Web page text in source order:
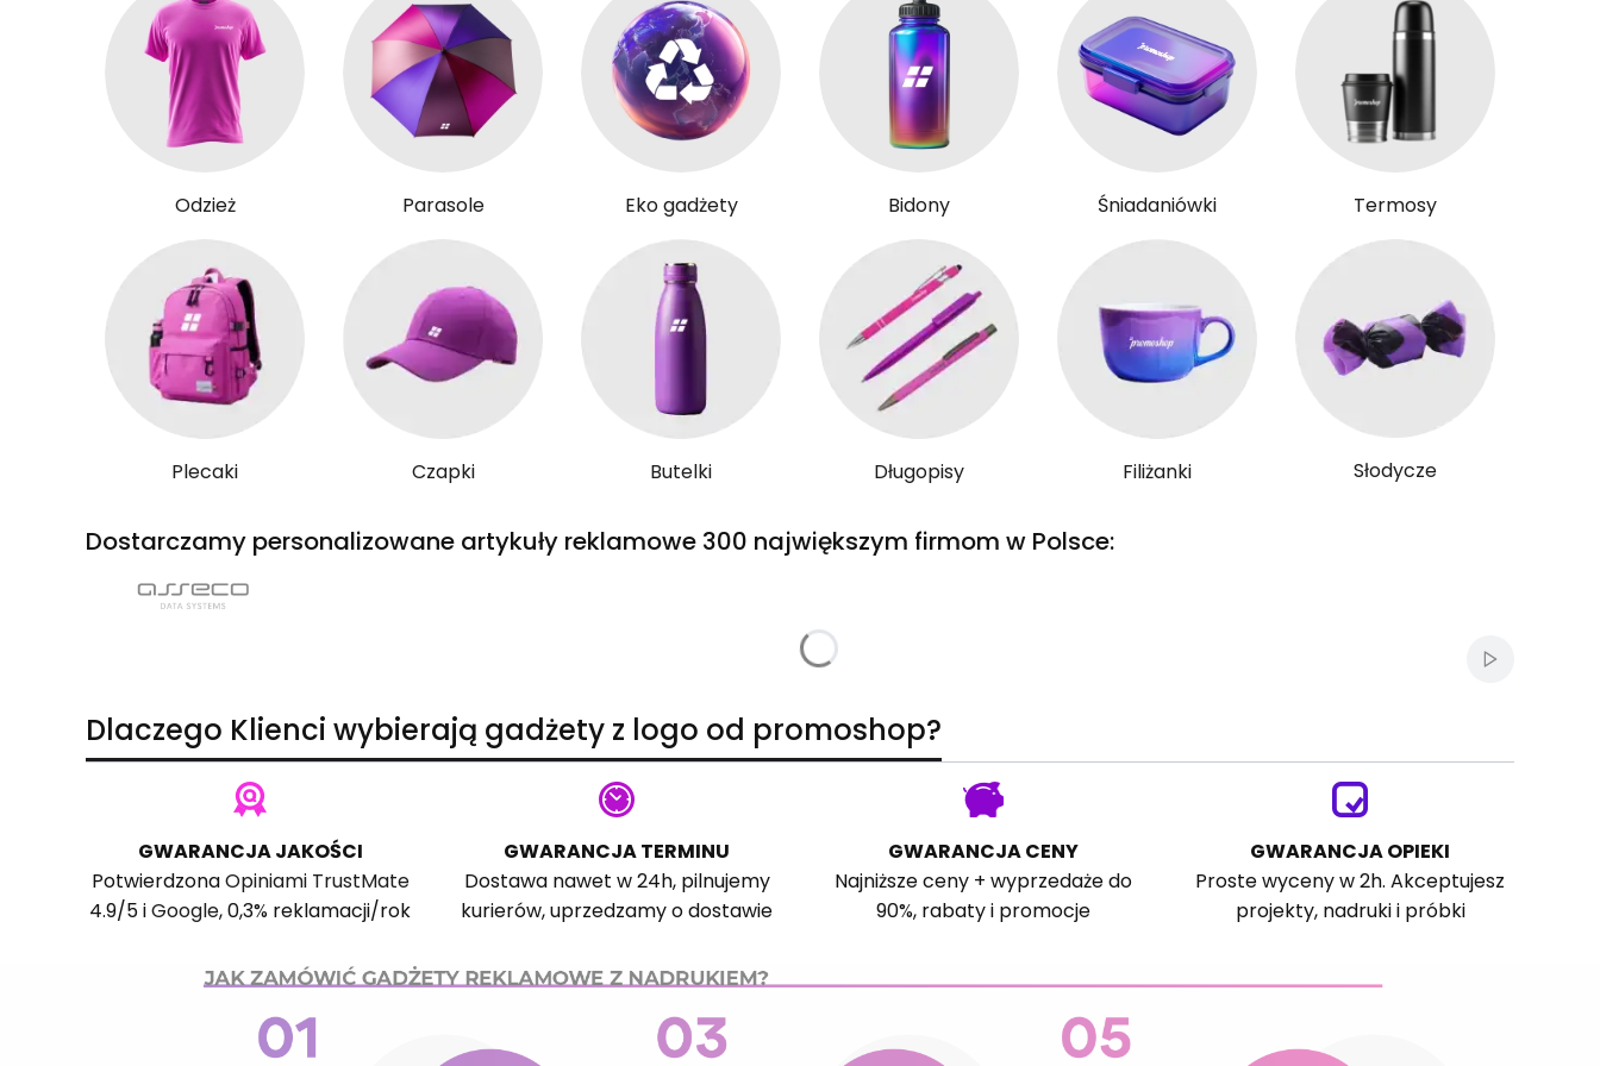
Odzież Parasole Eko gadżety Bidony Śniadaniówki Termosy
Plecaki Czapki Butelki Długopisy Filiżanki Słodycze
Dostarczamy personalizowane artykuły reklamowe 300 największym firmom w Polsce:
Włącz
Dlaczego Klienci wybierają gadżety z logo od promoshop?
GWARANCJA JAKOŚCI
PotwierdzonaOpiniami TrustMate
4.9/5 iGoogle, 0,3% reklamacji/rok
GWARANCJA TERMINU
Dostawa nawet w 24h, pilnujemy
kurierów, uprzedzamy o dostawie
GWARANCJA CENY
Najniższe ceny + wyprzedaże do
90%, rabaty i promocje
GWARANCJA OPIEKI
Proste wyceny w 2h. Akceptujesz
projekty, nadruki i próbki